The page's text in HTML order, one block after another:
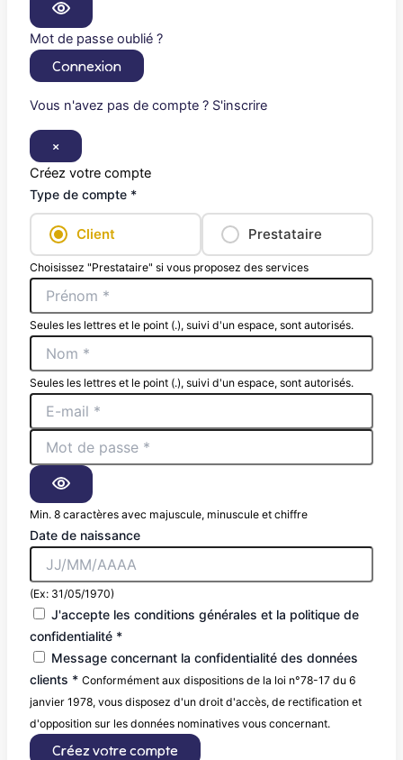
Mot de passe oublié ?
Connexion
Vous n'avez pas de compte ? S'inscrire
×
Créez votre compte
Type de compte *
Client Prestataire
Choisissez "Prestataire" si vous proposez des services
Seules les lettres et le point (.), suivi d'un espace, sont autorisés.
Seules les lettres et le point (.), suivi d'un espace, sont autorisés.
Min. 8 caractères avec majuscule, minuscule et chiffre
Date de naissance
(Ex: 31/05/1970)
J'accepte les conditions générales et la politique de
confidentialité *
Message concernant la confidentialité des données
clients * Conformément aux dispositions de la loi n°78-17 du 6
janvier 1978, vous disposez d'un droit d'accès, de rectification et
d'opposition sur les données nominatives vous concernant.
Créez votre compte